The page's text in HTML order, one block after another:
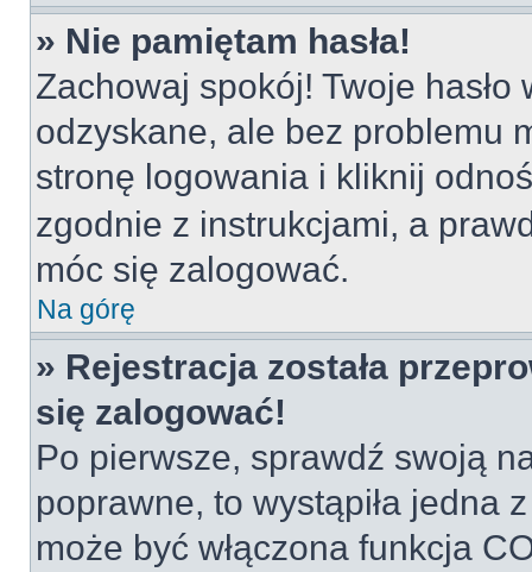
» Nie pamiętam hasła!
Zachowaj spokój! Twoje
odzyskane, ale bez problemu
stronę logowania i kliknij
zgodnie z instrukcjami, a
móc się zalogować.
Na górę
» Rejestracja została
się zalogować!
Po pierwsze, sprawdź swoją
poprawne, to wystąpiła jedna
może być włączona funkcja